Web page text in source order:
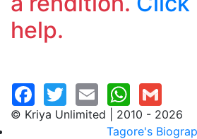
help.
© Kriya Unlimited | 2010 - 2026
Tagore's